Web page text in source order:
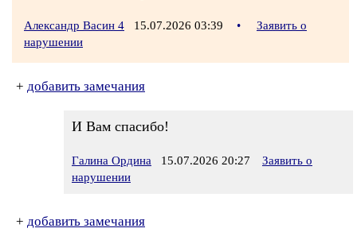
Александр Васин 4 15.07.2026 03:39 •
Заявить о
нарушении
+ добавить замечания
И Вам спасибо!
Галина Ордина 15.07.2026 20:27
Заявить о
нарушении
+ добавить замечания